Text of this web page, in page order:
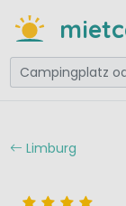
Limburg